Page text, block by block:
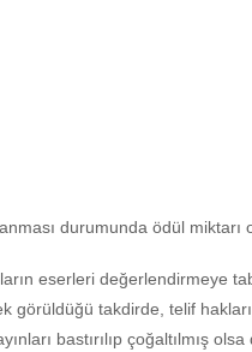
durumunda ödül
eserleri değerlendirmeye
görüldüğü takdirde, telif
bastırılıp çoğaltılmış